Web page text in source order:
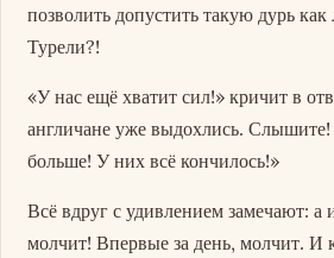
позволить допустить такую дурь
Турели?!
«У нас ещё хватит сил!» кричит в
англичане уже выдохлись.
больше! У них всё кончилось!»
Всё вдруг с удивлением замечают: а
молчит! Впервые за день, молчит. И